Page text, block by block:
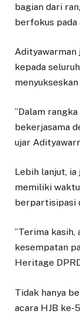
bagian dari
berfokus pada
kepada
​”Dalam
bekerjasama
ujar
​Lebih lanjut, ia
memiliki
berpartisipasi
​”Terima kasih,
kesempatan
Heritage
Tidak hanya
acara HJB ke-